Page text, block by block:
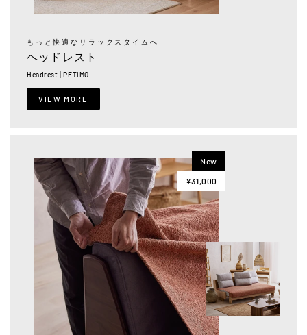
もっと快適なリラックスタイムへ
ヘッドレスト
Headrest | PETiMO
VIEW MORE
New
¥31,000